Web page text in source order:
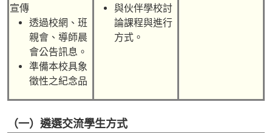
宣傳
透過校網、班
親會、導師晨
會公告訊息。
準備本校具象
徵性之紀念品
與伙伴學校討
論課程與進行
方式。
（一）遴選交流學生方式